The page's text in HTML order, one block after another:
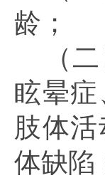
龄；
（
眩晕
肢体
体缺陷